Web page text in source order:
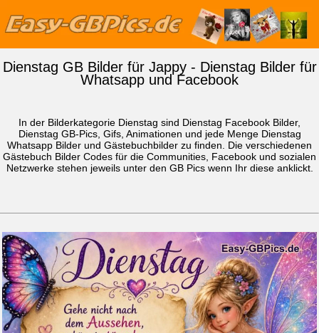
Dienstag GB Bilder für Jappy - Dienstag Bilder für
Whatsapp und Facebook
In der Bilderkategorie Dienstag sind Dienstag Facebook Bilder,
Dienstag GB-Pics, Gifs, Animationen und jede Menge Dienstag
Whatsapp Bilder und Gästebuchbilder zu finden. Die verschiedenen
Gästebuch Bilder Codes für die Communities, Facebook und sozialen
Netzwerke stehen jeweils unter den GB Pics wenn Ihr diese anklickt.